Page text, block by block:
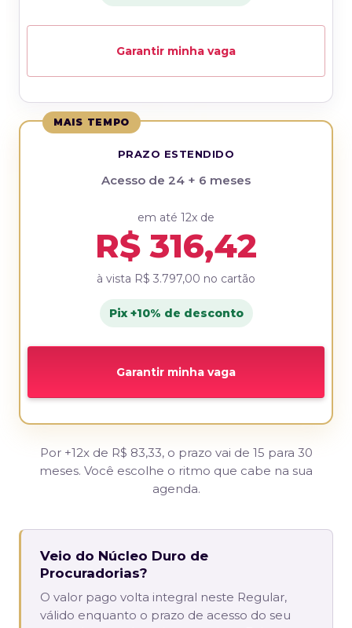
Garantir minha vaga
MAIS TEMPO
PRAZO ESTENDIDO
Acesso de 24 + 6 meses
em até 12x de
R$ 316,42
à vista R$ 3.797,00 no cartão
Pix +10% de desconto
Garantir minha vaga
Por +12x de R$ 83,33, o prazo vai de 15 para 30
meses. Você escolhe o ritmo que cabe na sua
agenda.
Veio do Núcleo Duro de
Procuradorias?
O valor pago volta integral neste Regular,
válido enquanto o prazo de acesso do seu